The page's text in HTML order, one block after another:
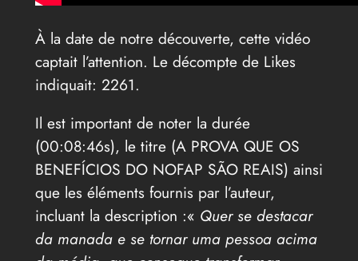
À la date de notre découverte, cette vidéo
captait l’attention. Le décompte de Likes
indiquait: 2261.
Il est important de noter la durée
(00:08:46s), le titre (A PROVA QUE OS
BENEFÍCIOS DO NOFAP SÃO REAIS) ainsi
que les éléments fournis par l’auteur,
incluant la description :« Quer se destacar
da manada e se tornar uma pessoa acima